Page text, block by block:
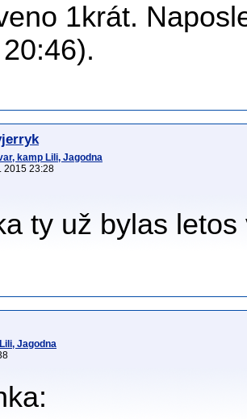
1krát.
kamp Lili, Jagodna
2015 23:28
ty už bylas
Jagodna